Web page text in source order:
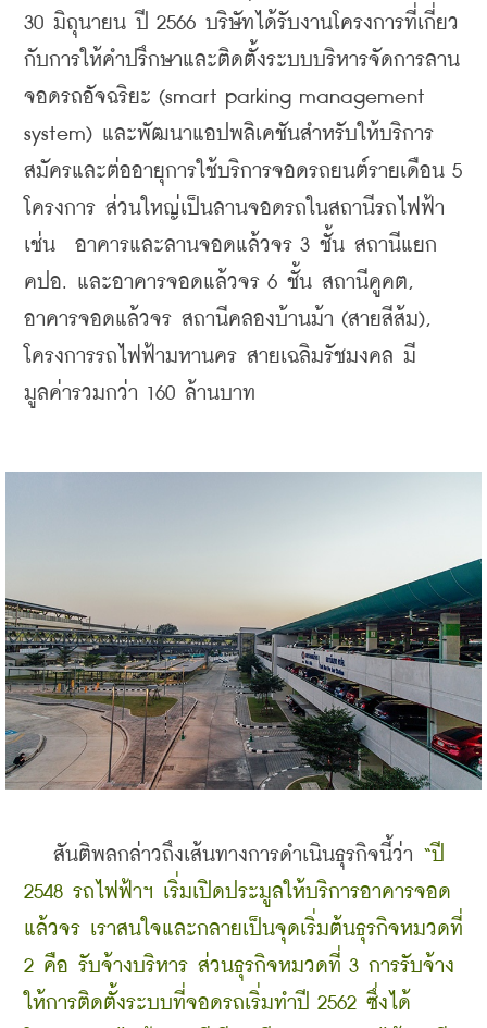
30 มิถุนายน ปี 2566 บริษัทได้รับงานโครงการที่เกี่ยว
กับการให้คำปรึกษาและติดตั้งระบบบริหารจัดการลาน
จอดรถอัจฉริยะ (smart parking management
system) และพัฒนาแอปพลิเคชันสำหรับให้บริการ
สมัครและต่ออายุการใช้บริการจอดรถยนต์รายเดือน 5
โครงการ ส่วนใหญ่เป็นลานจอดรถในสถานีรถไฟฟ้า
เช่น  อาคารและลานจอดแล้วจร 3 ชั้น สถานีแยก
คปอ. และอาคารจอดแล้วจร 6 ชั้น สถานีคูคต,
อาคารจอดแล้วจร สถานีคลองบ้านม้า (สายสีส้ม),
โครงการรถไฟฟ้ามหานคร สายเฉลิมรัชมงคล มี
มูลค่ารวมกว่า 160 ล้านบาท
สันติพลกล่าวถึงเส้นทางการดำเนินธุรกิจนี้ว่า “ปี
2548 รถไฟฟ้าฯ เริ่มเปิดประมูลให้บริการอาคารจอด
แล้วจร เราสนใจและกลายเป็นจุดเริ่มต้นธุรกิจหมวดที่
2 คือ รับจ้างบริหาร ส่วนธุรกิจหมวดที่ 3 การรับจ้าง
ให้การติดตั้งระบบที่จอดรถเริ่มทำปี 2562 ซึ่งได้